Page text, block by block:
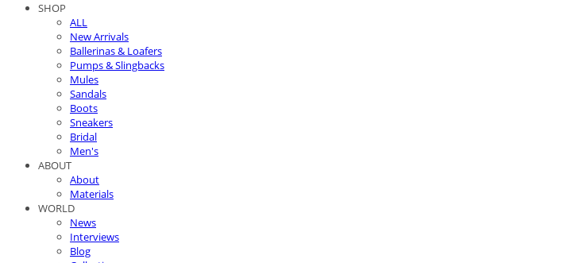
SHOP
ALL
New Arrivals
Ballerinas & Loafers
Pumps & Slingbacks
Mules
Sandals
Boots
Sneakers
Bridal
Men's
ABOUT
About
Materials
WORLD
News
Interviews
Blog